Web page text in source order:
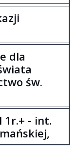
dla
św.
1r.+ - int.